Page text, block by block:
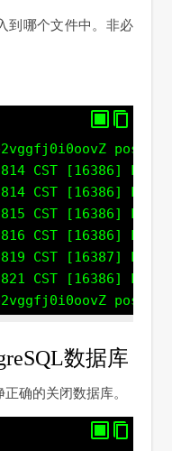
到哪个文件中。非必
CST [16386]
CST [16386]
CST [16386]
CST [16386]
CST [16387]
CST [16386]
数据库
确的关闭数据库。